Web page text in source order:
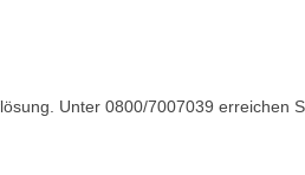
Unter 0800/7007039 erreichen